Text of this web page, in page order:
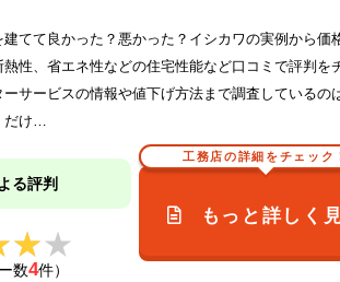
てて良かった？悪かった？イシカワの実例から価
熱性、省エネ性などの住宅性能など口コミで評判を
ーサービスの情報や値下げ方法まで調査しているの
だけ…
る評判
数4件）
工務店の詳細をチェック
もっと詳しく